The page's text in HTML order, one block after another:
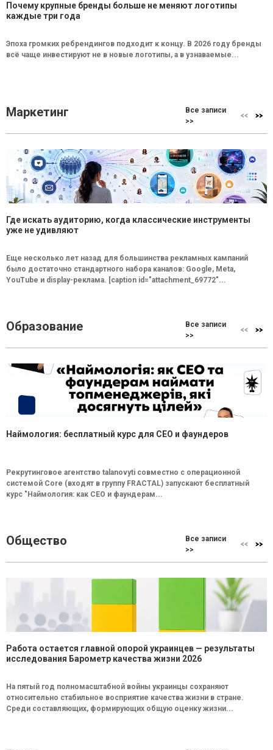
Почему крупные бренды больше не меняют логотипы
каждые три года
Эпоха громких ребрендингов подходит к концу. В 2026 году бренды
всё чаще инвестируют не в новые логотипы, а в узнаваемые...
Маркетинг
Все записи
>>
Где искать аудиторию, когда классические инструменты
уже не удивляют
Еще несколько лет назад для большинства рекламных кампаний
было достаточно стандартного набора каналов: Google, Meta,
YouTube и display-реклама. [caption id="attachment_69772"...
Образование
Все записи
>>
Наймология: бесплатный курс для CEO и фаундеров
Рекрутинговое агентство talanovyti совместно с операционной
системой Core (входят в группу FRACTAL) запускают бесплатный
курс "Наймология: как СEO и фаундерам...
Общество
Все записи
>>
Работа остается главной опорой украинцев — результаты
исследования Барометр качества жизни 2026
На пятый год полномасштабной войны украинцы сохраняют
относительно стабильное восприятие качества жизни в стране.
Среди составляющих, формирующих общую оценку жизни...